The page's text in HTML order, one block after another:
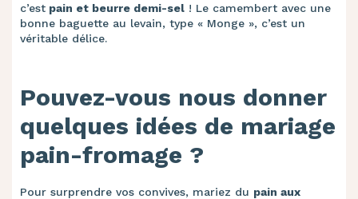
c’est pain et beurre demi-sel ! Le camembert avec une
bonne baguette au levain, type « Monge », c’est un
véritable délice.
Pouvez-vous nous donner
quelques idées de mariage
pain-fromage ?
Pour surprendre vos convives, mariez du pain aux